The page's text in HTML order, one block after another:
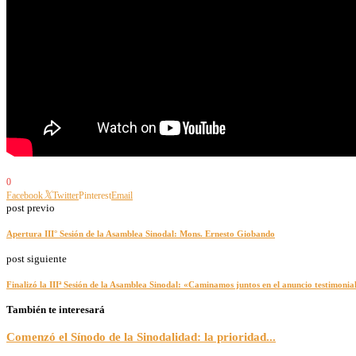
0
Facebook
TwitterPinterestEmail
post previo
Apertura III° Sesión de la Asamblea Sinodal: Mons. Ernesto Giobando
post siguiente
Finalizó la IIIª Sesión de la Asamblea Sinodal: «Caminamos juntos en el anuncio
También te interesará
Comenzó el Sínodo de la Sinodalidad: la prioridad...